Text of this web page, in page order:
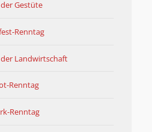
Gestüte
Renntag
der Landwirtschaft
Renntag
Renntag